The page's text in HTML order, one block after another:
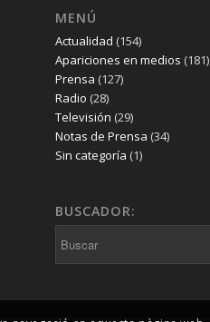
MENÚ
Actualidad (154)
Apariciones en medios (181)
Prensa (127)
Radio (28)
Televisión (29)
Notas de Prensa (34)
Sin categoría (1)
BUSCADOR: